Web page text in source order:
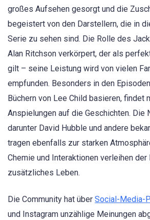
großes Aufsehen gesorgt und die
begeistert von den Darstellern, die in
Serie zu sehen sind. Die Rolle des
Alan Ritchson verkörpert, der als
gilt – seine Leistung wird von vielen
empfunden. Besonders in den
Büchern von Lee Child basieren, findet
Anspielungen auf die Geschichten. Die
darunter David Hubble und andere
tragen ebenfalls zur starken
Chemie und Interaktionen verleihen der
zusätzliches Leben.
Die Community hat über Social-Media-
und Instagram unzählige Meinungen